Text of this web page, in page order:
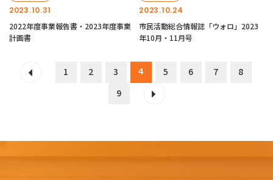
2023.10.31
2022年度事業報告書・2023年度事業
計画書
2023.10.24
市民活動総合情報誌「ウォロ」2023
年10月・11月号
1 2 3 4 5 6 7
8
9